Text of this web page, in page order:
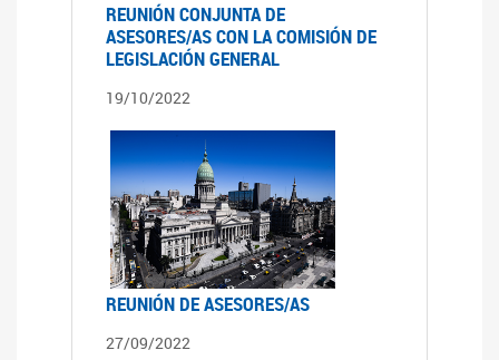
REUNIÓN CONJUNTA DE
ASESORES/AS CON LA COMISIÓN DE
LEGISLACIÓN GENERAL
19/10/2022
REUNIÓN DE ASESORES/AS
27/09/2022